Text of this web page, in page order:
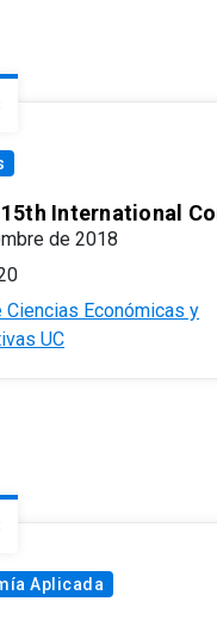
15th International
de 2018
Ciencias Económicas y
UC
Aplicada